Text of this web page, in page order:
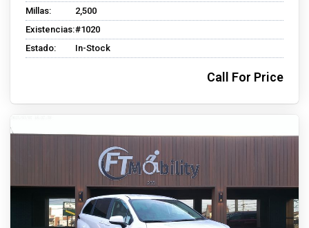
Millas:
2,500
Existencias:#1020
Estado:
In-Stock
Call For Price